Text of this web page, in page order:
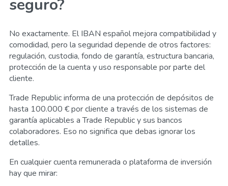
seguro?
No exactamente. El IBAN español mejora compatibilidad y
comodidad, pero la seguridad depende de otros factores:
regulación, custodia, fondo de garantía, estructura bancaria,
protección de la cuenta y uso responsable por parte del
cliente.
Trade Republic informa de una protección de depósitos de
hasta 100.000 € por cliente a través de los sistemas de
garantía aplicables a Trade Republic y sus bancos
colaboradores. Eso no significa que debas ignorar los
detalles.
En cualquier cuenta remunerada o plataforma de inversión
hay que mirar: